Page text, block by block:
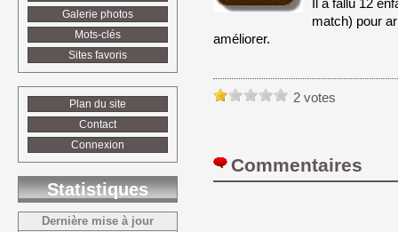
Il a fallu 12
match) pour
améliorer.
2 votes
Commentaires
Galerie photos
Mots-clés
Sites favoris
Plan du site
Contact
Connexion
Statistiques
Dernière mise à jour